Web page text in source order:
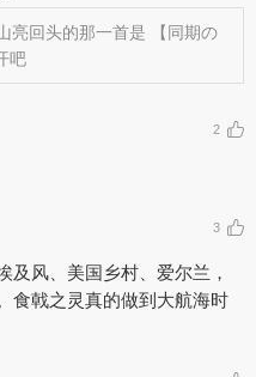
亮回头的那一首是 【同期の
吧
2
3
及风、美国乡村、爱尔兰，
食戟之灵真的做到大航海时